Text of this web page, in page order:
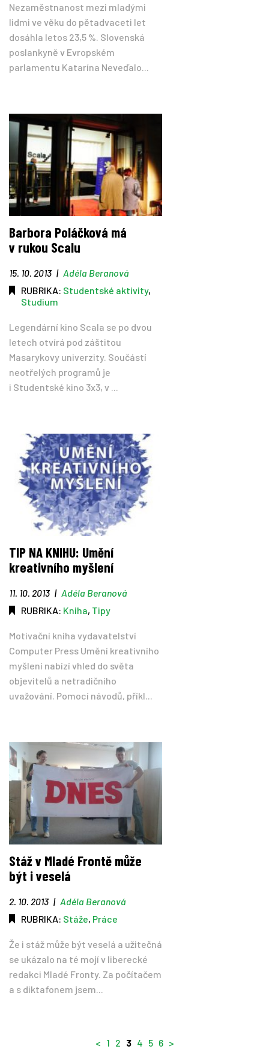
Nezaměstnanost mezi mladými
lidmi ve věku do pětadvaceti let
dosáhla letos 23,5 %. Slovenská
poslankyně v Evropském
parlamentu Katarína Neveďalo...
Barbora Poláčková má
v rukou Scalu
15. 10. 2013 | Adéla Beranová
RUBRIKA: Studentské aktivity,
Studium
Legendární kino Scala se po dvou
letech otvírá pod záštitou
Masarykovy univerzity. Součástí
neotřelých programů je
i Studentské kino 3x3, v ...
TIP NA KNIHU: Umění
kreativního myšlení
11. 10. 2013 | Adéla Beranová
RUBRIKA: Kniha, Tipy
Motivační kniha vydavatelství
Computer Press Umění kreativního
myšlení nabízí vhled do světa
objevitelů a netradičního
uvažování. Pomocí návodů, příkl...
Stáž v Mladé Frontě může
být i veselá
2. 10. 2013 | Adéla Beranová
RUBRIKA: Stáže, Práce
Že i stáž může být veselá a užitečná
se ukázalo na té mojí v liberecké
redakci Mladé Fronty. Za počítačem
a s diktafonem jsem...
< 1 2 3 4 5 6 >